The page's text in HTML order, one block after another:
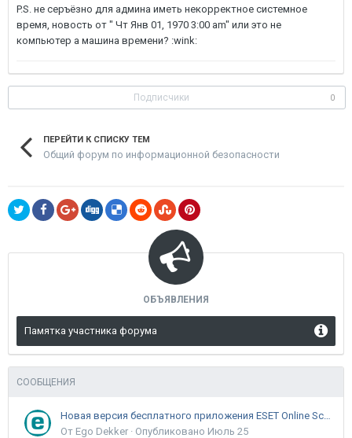
P.S. не серъёзно для админа иметь некорректное системное
время, новость от " Чт Янв 01, 1970 3:00 am" или это не
компьютер а машина времени? :wink:
Подписчики 0
ПЕРЕЙТИ К СПИСКУ ТЕМ
Общий форум по информационной безопасности
ОБЪЯВЛЕНИЯ
Памятка участника форума
СООБЩЕНИЯ
Новая версия бесплатного приложения ESET Online Scanner доступна пользователям
От Ego Dekker · Опубликовано Июль 25